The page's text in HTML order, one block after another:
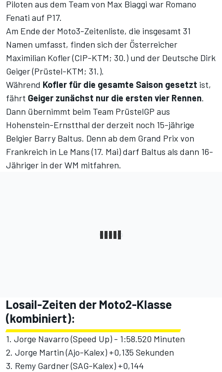
Piloten aus dem Team von Max Biaggi war Romano
Fenati auf P17.
Am Ende der Moto3-Zeitenliste, die insgesamt 31
Namen umfasst, finden sich der Österreicher
Maximilian Kofler (CIP-KTM; 30.) und der Deutsche Dirk
Geiger (Prüstel-KTM; 31.).
Während Kofler für die gesamte Saison gesetzt ist,
fährt Geiger zunächst nur die ersten vier Rennen.
Dann übernimmt beim Team PrüstelGP aus
Hohenstein-Ernstthal der derzeit noch 15-jährige
Belgier Barry Baltus. Denn ab dem Grand Prix von
Frankreich in Le Mans (17. Mai) darf Baltus als dann 16-
Jähriger in der WM mitfahren.
Losail-Zeiten der Moto2-Klasse
(kombiniert):
1. Jorge Navarro (Speed Up) - 1:58.520 Minuten
2. Jorge Martin (Ajo-Kalex) +0,135 Sekunden
3. Remy Gardner (SAG-Kalex) +0,144